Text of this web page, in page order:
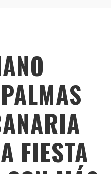
FIESTA